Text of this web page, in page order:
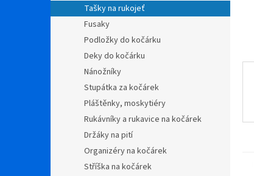
Tašky na rukojeť
Fusaky
Podložky do kočárku
Deky do kočárku
Nánožníky
Stupátka za kočárek
Pláštěnky, moskytiéry
Rukávníky a rukavice na kočárek
Držáky na pití
Organizéry na kočárek
Stříška na kočárek